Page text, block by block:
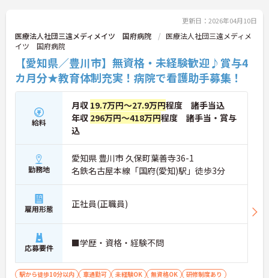
更新日：2026年04月10日
医療法人社団三遠メディメイツ 国府病院
医療法人社団三遠メディメ
イツ 国府病院
【愛知県／豊川市】無資格・未経験歓迎♪賞与4
カ月分★教育体制充実！病院で看護助手募集！
給料
月収 19.7万円～27.9万円程度 諸手当込
年収 296万円～418万円程度 諸手当・賞与
込
勤務地
愛知県 豊川市 久保町葉善寺36-1
名鉄名古屋本線「国府(愛知)駅」徒歩3分
雇用形態 正社員(正職員)
応募要件 ■学歴・資格・経験不問
駅から徒歩10分以内 車通勤可 未経験OK 無資格OK
研修制度あり